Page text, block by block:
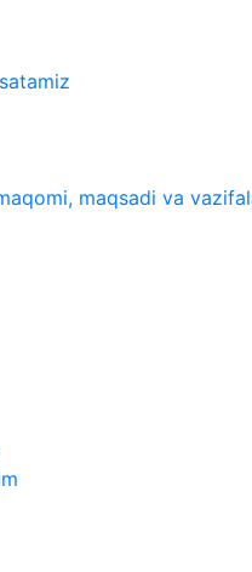
maqsadi va